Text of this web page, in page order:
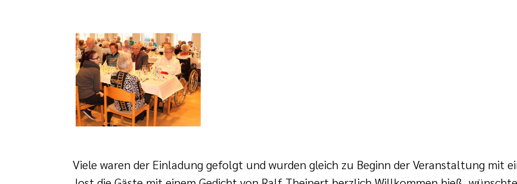
Viele waren der Einladung gefolgt und wurden gleich zu Beginn der Veranstaltung mit